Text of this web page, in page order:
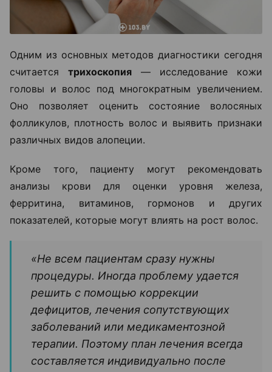
Одним из основных методов диагностики сегодня
считается трихоскопия — исследование кожи
головы и волос под многократным увеличением.
Оно позволяет оценить состояние волосяных
фолликулов, плотность волос и выявить признаки
различных видов алопеции.
Кроме того, пациенту могут рекомендовать
анализы крови для оценки уровня железа,
ферритина, витаминов, гормонов и других
показателей, которые могут влиять на рост волос.
«Не всем пациентам сразу нужны
процедуры. Иногда проблему удается
решить с помощью коррекции
дефицитов, лечения сопутствующих
заболеваний или медикаментозной
терапии. Поэтому план лечения всегда
составляется индивидуально после